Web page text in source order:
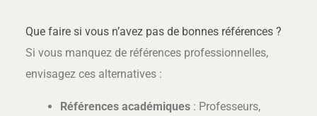
Que faire si vous n’avez pas de bonnes références ?
Si vous manquez de références professionnelles,
envisagez ces alternatives :
Références académiques : Professeurs,